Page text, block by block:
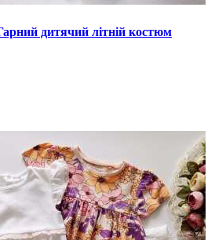
дитячий літній костюм